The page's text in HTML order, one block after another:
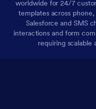
worldwide for 24/7
templates across
Salesforce and SMS
interactions and form
requiring scalable